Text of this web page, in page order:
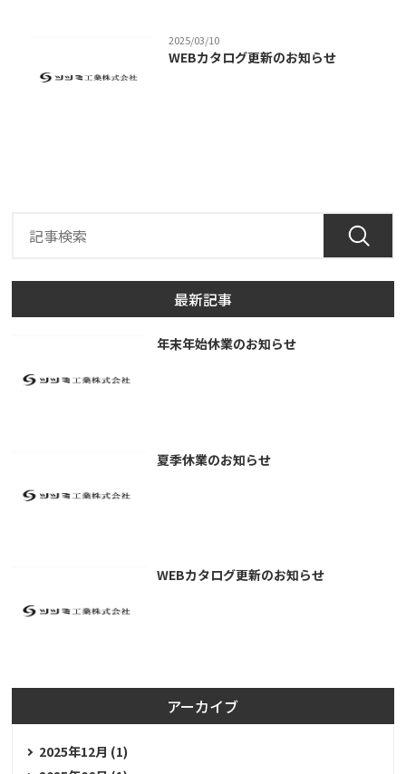
2025/03/10
WEBカタログ更新のお知らせ
最新記事
年末年始休業のお知らせ
夏季休業のお知らせ
WEBカタログ更新のお知らせ
アーカイブ
2025年12月 (1)